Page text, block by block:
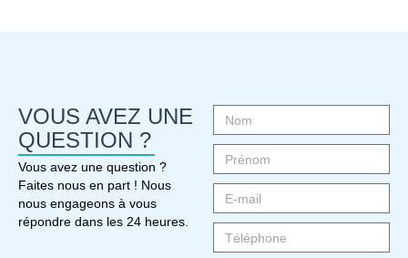
VOUS AVEZ UNE
QUESTION ?
Vous avez une question ?
Faites nous en part ! Nous
nous engageons à vous
répondre dans les 24 heures.